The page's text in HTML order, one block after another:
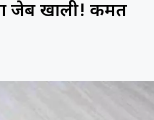
जेब खाली! कीमत